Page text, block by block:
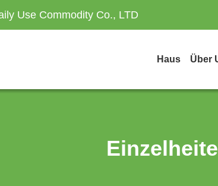
Use Commodity Co., LTD
Haus Über